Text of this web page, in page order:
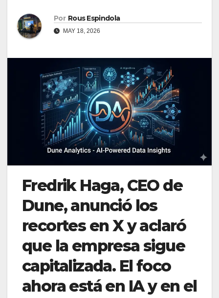
Por Rous Espindola
MAY 18, 2026
Fredrik Haga, CEO de
Dune, anunció los
recortes en X y aclaró
que la empresa sigue
capitalizada. El foco
ahora está en IA y en el